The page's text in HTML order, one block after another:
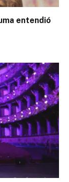
entendió